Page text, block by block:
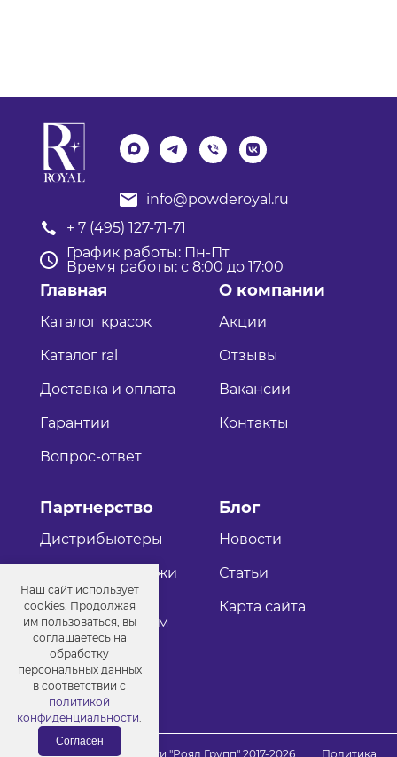
info@powderoyal.ru
+ 7 (495) 127-71-71
График работы: Пн-Пт
Время работы: с 8:00 до 17:00
Главная
Каталог красок
Каталог ral
Доставка и оплата
Гарантии
Вопрос-ответ
О компании
Акции
Отзывы
Вакансии
Контакты
Партнерство
Дистрибьютеры
Оптовые продажи
Как стать
дистрибьютером
Блог
Новости
Статьи
Карта сайта
© Порошковые краски "Роял Групп" 2017-2026 Политика
Наш сайт использует
cookies. Продолжая
им пользоваться, вы
соглашаетесь на
обработку
персональных данных
в соответствии с
политикой
конфиденциальности.
Согласен